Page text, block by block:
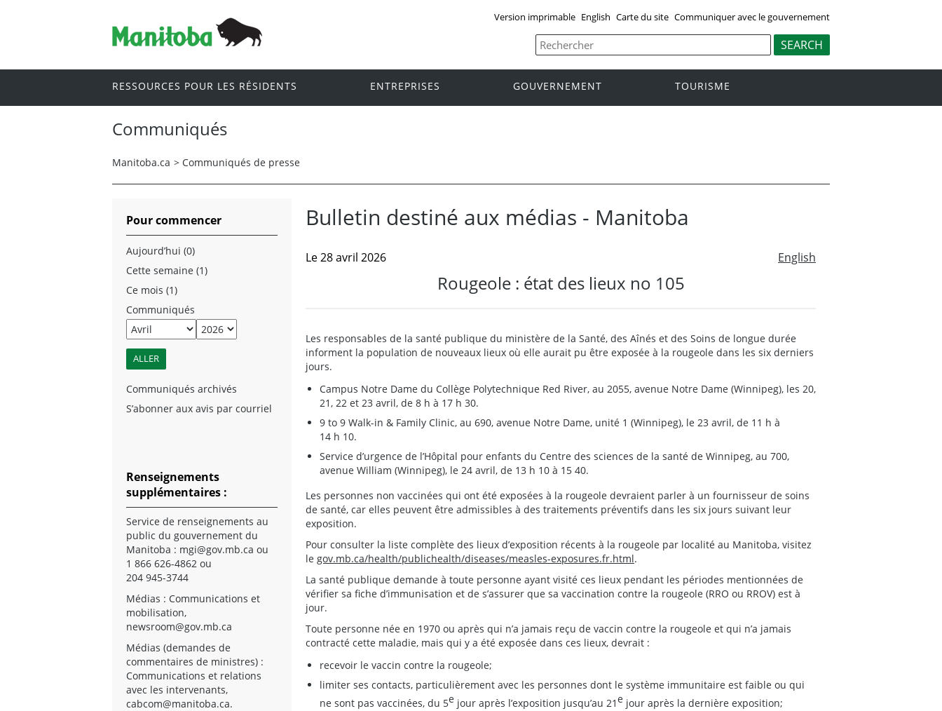
Version imprimable English Carte du site Communiquer avec le gouvernement
RESSOURCES POUR LES RÉSIDENTS ENTREPRISES GOUVERNEMENT TOURISME
Communiqués
Manitoba.ca > Communiqués de presse
Bulletin destiné aux médias - Manitoba
English
Le 28 avril 2026
Rougeole : état des lieux no 105
Les responsables de la santé publique du ministère de la Santé, des Aînés et des Soins de longue durée
informent la population de nouveaux lieux où elle aurait pu être exposée à la rougeole dans les six derniers
jours.
Campus Notre Dame du Collège Polytechnique Red River, au 2055, avenue Notre Dame (Winnipeg), les 20,
21, 22 et 23 avril, de 8 h à 17 h 30.
9 to 9 Walk-in & Family Clinic, au 690, avenue Notre Dame, unité 1 (Winnipeg), le 23 avril, de 11 h à
14 h 10.
Service d’urgence de l’Hôpital pour enfants du Centre des sciences de la santé de Winnipeg, au 700,
avenue William (Winnipeg), le 24 avril, de 13 h 10 à 15 40.
Les personnes non vaccinées qui ont été exposées à la rougeole devraient parler à un fournisseur de soins
de santé, car elles peuvent être admissibles à des traitements préventifs dans les six jours suivant leur
exposition.
Pour consulter la liste complète des lieux d’exposition récents à la rougeole par localité au Manitoba, visitez
le gov.mb.ca/health/publichealth/diseases/measles-exposures.fr.html.
La santé publique demande à toute personne ayant visité ces lieux pendant les périodes mentionnées de
vérifier sa fiche d’immunisation et de s’assurer que sa vaccination contre la rougeole (RRO ou RROV) est à
jour.
Toute personne née en 1970 ou après qui n’a jamais reçu de vaccin contre la rougeole et qui n’a jamais
contracté cette maladie, mais qui y a été exposée dans ces lieux, devrait :
recevoir le vaccin contre la rougeole;
limiter ses contacts, particulièrement avec les personnes dont le système immunitaire est faible ou qui
ne sont pas vaccinées, du 5e jour après l’exposition jusqu’au 21e jour après la dernière exposition;
Pour commencer
Aujourd’hui (0)
Cette semaine (1)
Ce mois (1)
Communiqués
Communiqués archivés
S’abonner aux avis par courriel
Renseignements
supplémentaires :
Service de renseignements au
public du gouvernement du
Manitoba : mgi@gov.mb.ca ou
1 866 626-4862 ou
204 945-3744
Médias : Communications et
mobilisation,
newsroom@gov.mb.ca
Médias (demandes de
commentaires de ministres) :
Communications et relations
avec les intervenants,
cabcom@manitoba.ca.